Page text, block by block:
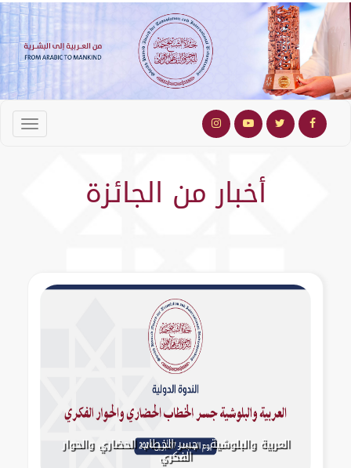
أخبار من الجائزة
العربية والبلوشية - جسر الخطاب الحضاري والحوار
الفكري